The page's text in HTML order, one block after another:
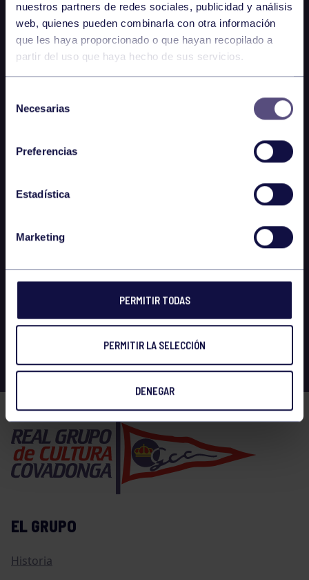
nuestros partners de redes sociales, publicidad y análisis
web, quienes pueden combinarla con otra información
que les haya proporcionado o que hayan recopilado a
partir del uso que haya hecho de sus servicios.
Necesarias
Preferencias
Estadística
Marketing
PERMITIR TODAS
PERMITIR LA SELECCIÓN
DENEGAR
EL GRUPO
Historia